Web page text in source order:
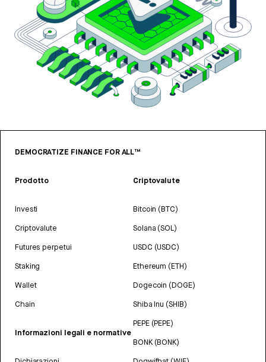
DEMOCRATIZE FINANCE FOR ALL™
Prodotto
Investi
Criptovalute
Futures perpetui
Staking
Wallet
Chain
Informazioni legali e normative
Criptovalute
Bitcoin (BTC)
Solana (SOL)
USDC (USDC)
Ethereum (ETH)
Dogecoin (DOGE)
Shiba Inu (SHIB)
PEPE (PEPE)
BONK (BONK)